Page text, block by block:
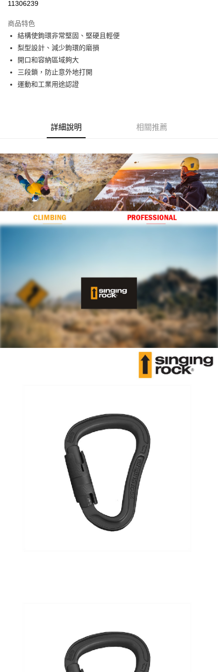
Apple Pay
街口支付
悠遊付
Google Pay
AFTEE先享後付
AFTEE先享後付是「在收到商品之後才付款」的支付方式。 讓您購物簡單
便利好安心！
１．簡單：不需註冊會員、不需綁卡、不需儲值。
２．便利：只要手機號碼，簡訊認證，即可結帳。
３．安心：先確認商品／服務後，再付款。
【「AFTEE先享後付」結帳流程】
１．於結帳方式選擇「AFTEE先享後付」後，將跳轉至「AFTEE先享後付」
結帳頁面，進行簡訊認證並確認金額後，即可完成結帳。
購買商品的店家。未經商家同意取消之訂單仍視為有效，需透過AFTEE先享
後付繳納相關費用。
※ 交易是否成功請以「AFTEE先享後付 」之結帳頁面顯示為準，若有關於
是否繳費成功／繳費後需取消欲退款等相關疑問，請聯繫「AFTEE先享後付
客戶支援中心」https://netprotections.freshdesk.com/support/home
【注意事項】
１．透過由恩沛科技股份有限公司提供之「AFTEE先享後付」服務完成之交
易，需依本服務之必要範圍內提供個人資料，並將交易相關給付款項請求債
權轉讓予恩沛科技股份有限公司。
３．未成年的使用者請事先徵得法定代理人或監護人之同意方可使用
５．嚴禁一人註冊多個帳號或使用他人資訊註冊。若發現惡意使用之情形，
恩沛科技股份有限公司將有權停止該用戶之使用額度並採取法律行動。
ATM付款
貨到付款
運送方式
全家取貨付款
每筆NT$60，滿NT$499(含以上)免運費
每筆NT$100，滿NT$799(含以上)免運費
付款後門市自取
免運費
貨到付款
每筆NT$130，滿NT$3,000(含以上)免運費
11306239
商品特色
結構使鉤環非常堅固、堅硬且輕便
梨型設計、減少鉤環的磨損
開口和容納區域夠大
三段鎖，防止意外地打開
運動和工業用途認證
詳細說明 相關推薦